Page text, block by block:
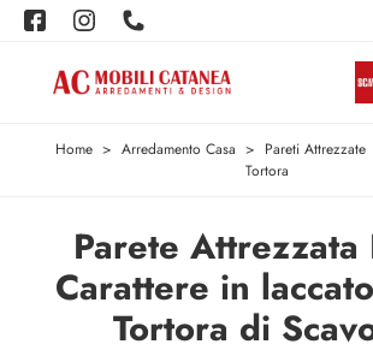
Home > Arredamento Casa > Pareti Attrezzate
Tortora
Parete Attrezzata
Carattere in
Tortora di